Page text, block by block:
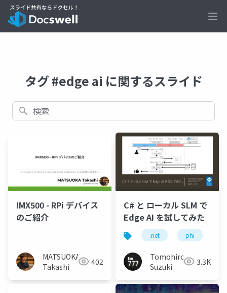
タグ #edge ai に関するスライド
検索
IMX500 - RPi デバイス
のご紹介
MATSUOKA
Takashi
402
C# と ローカル SLM で
Edge AI を試してみた
.net phi
Tomohiro
Suzuki
3.3K